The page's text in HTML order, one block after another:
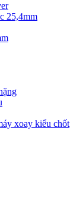
25,4mm
xoay kiểu chốt